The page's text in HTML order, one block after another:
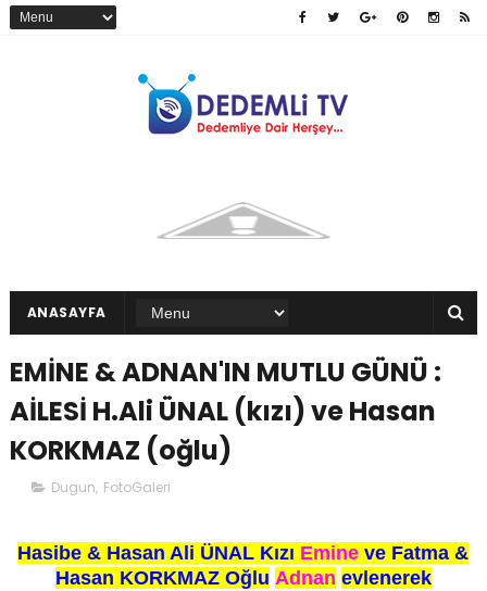
ANASAYFA
EMİNE & ADNAN'IN MUTLU GÜNÜ :
AİLESİ H.Ali ÜNAL (kızı) ve Hasan
KORKMAZ (oğlu)
Dugun, FotoGaleri
Hasibe & Hasan Ali ÜNAL Kızı Emine ve Fatma &
Hasan KORKMAZ Oğlu Adnan evlenerek